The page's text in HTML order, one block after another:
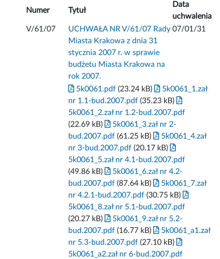
Numer Tytuł
Data
uchwalenia
V/61/07
UCHWAŁA NR V/61/07 Rady
Miasta Krakowa z dnia 31
stycznia 2007 r. w sprawie
budżetu Miasta Krakowa na
rok 2007.
07/01/31
5k0061.pdf (23.24 kB)
5k0061_1.zał
nr 1.1-bud.2007.pdf (35.23 kB)
5k0061_2.zał nr 1.2-bud.2007.pdf
(22.69 kB)
5k0061_3.zał nr 2-
bud.2007.pdf (61.25 kB)
5k0061_4.zał
nr 3-bud.2007.pdf (20.17 kB)
5k0061_5.zał nr 4.1-bud.2007.pdf
(49.86 kB)
5k0061_6.zał nr 4.2-
bud.2007.pdf (87.64 kB)
5k0061_7.zał
nr 4.2.1-bud.2007.pdf (30.75 kB)
5k0061_8.zał nr 5.1-bud.2007.pdf
(20.27 kB)
5k0061_9.zał nr 5.2-
bud.2007.pdf (16.77 kB)
5k0061_a1.zał
nr 5.3-bud.2007.pdf (27.10 kB)
5k0061_a2.zał nr 6-bud.2007.pdf